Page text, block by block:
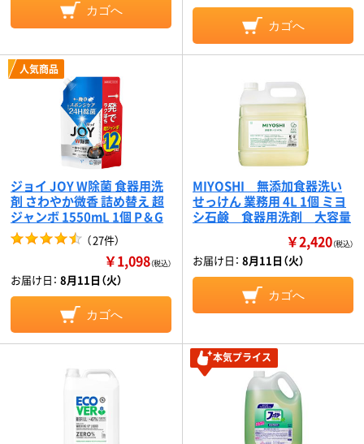
カゴへ
カゴへ
人気商品
ジョイ JOY W除菌 食器用洗
剤 さわやか微香 詰め替え 超
ジャンボ 1550mL 1個 P＆G
（27件）
￥1,098（税込）
お届け日： 8月11日（火）
カゴへ
MIYOSHI 無添加食器洗い
せっけん 業務用 4L 1個 ミヨ
シ石鹸 食器用洗剤 大容量
￥2,420（税込）
お届け日： 8月11日（火）
カゴへ
本気プライス